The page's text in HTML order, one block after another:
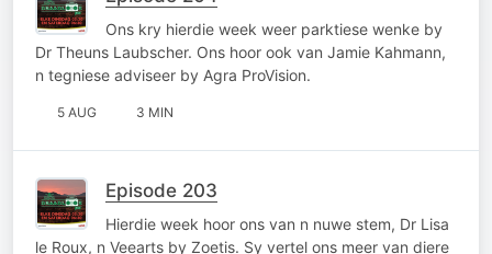
Ons kry hierdie week weer parktiese wenke by
Dr Theuns Laubscher. Ons hoor ook van Jamie Kahmann,
n tegniese adviseer by Agra ProVision.
5 AUG 3 MIN
Episode 203
Hierdie week hoor ons van n nuwe stem, Dr Lisa
le Roux, n Veearts by Zoetis. Sy vertel ons meer van diere